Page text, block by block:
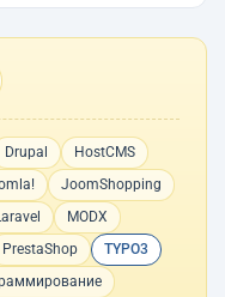
Drupal
HostCMS
JoomShopping
MODX
PrestaShop
TYPO3